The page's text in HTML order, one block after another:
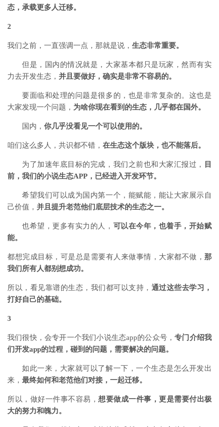
态，承载更多人迁移。
2
我们之前，一直强调一点，那就是说， 生态非常重要。
但是，国内的情况就是，大家基本都只是玩家，然而有实
力去开发生态， 并且要做好，确实是非常不容易的。
要面临和处理的问题是很多的，也是非常复杂的。这也是
大家发现一个问题， 为啥你现在看到的生态，几乎都在国外。
国内， 你几乎没看见一个可以使用的。
咱们这么多人，共识都不错， 在生态这个版块，也不能落后。
为了加速年底目标的完成，我们之前也和大家汇报过，
目
前，我们的小说生态APP，已经进入开发环节。
希望我们可以成为国内第一个，能赋能，能让大家展示自
己价值， 并且提升老范他们底层技术的生态之一。
也希望，更多有实力的人， 可以在今年，也着手，开始赋
能。
都想完成目标，可是总是需要有人来做事情，大家都不做， 那
我们所有人都别想成功。
所以，看见靠谱的生态，我们都可以支持， 通过这些去学习，
打好自己的基础。
3
我们很快，会专开一个我们小说生态app的公众号，专门介绍我
们开发app的过程，碰到的问题，需要解决的问题。
如此一来，大家就可以了解一下，一个生态是怎么开发出
来， 最终如何和老范他们对接，一起迁移。
所以，做好一件事不容易， 想要做成一件事，更是需要付出极
大的努力和魄力。